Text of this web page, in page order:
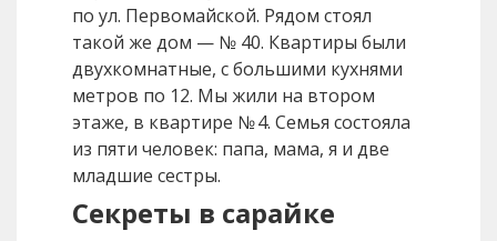
по ул. Первомайской. Рядом стоял
такой же дом — № 40. Квартиры были
двухкомнатные, с большими кухнями
метров по 12. Мы жили на втором
этаже, в квартире № 4. Семья состояла
из пяти человек: папа, мама, я и две
младшие сестры.
Секреты в сарайке